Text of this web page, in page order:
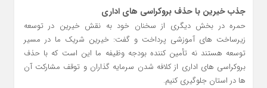
جذب خیرین با حذف بروکراسی‌ های اداری
حمره در بخش دیگری از سخنان خود به نقش خیرین در توسعه
زیرساخت‌ های آموزشی پرداخت و گفت: خیرین شریک ما در مسیر
توسعه هستند نه تأمین‌ کننده بودجه وظیفه ما این است که با حذف
بروکراسی‌ های اداری از کلافه شدن سرمایه‌ گذاران و توقف مشارکت آن‌
ها در استان جلوگیری کنیم.